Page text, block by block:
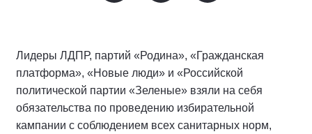
Лидеры ЛДПР, партий «Родина», «Гражданская
платформа», «Новые люди» и «Российской
политической партии «Зеленые» взяли на себя
обязательства по проведению избирательной
кампании с соблюдением всех санитарных норм,